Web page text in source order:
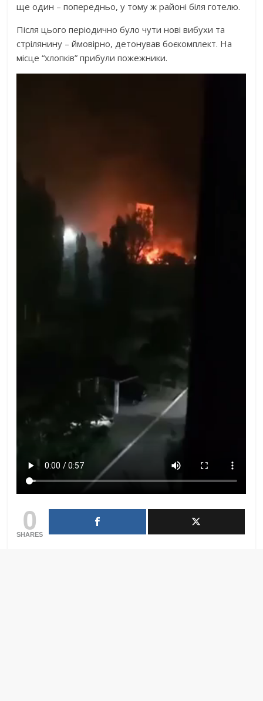
ще один – попередньо, у тому ж районі біля готелю.
Після цього періодично було чути нові вибухи та
стрілянину – ймовірно, детонував боєкомплект. На
місце “хлопків” прибули пожежники.
0
SHARES